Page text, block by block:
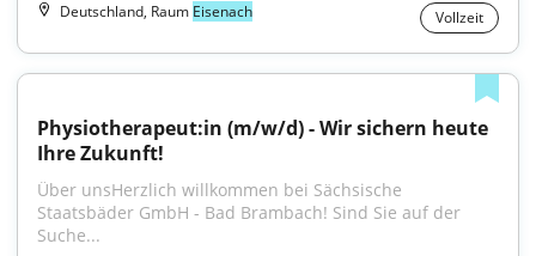
Deutschland, Raum Eisenach Vollzeit
Physiotherapeut:in (m/w/d) - Wir sichern heute
Ihre Zukunft!
Über unsHerzlich willkommen bei Sächsische
Staatsbäder GmbH - Bad Brambach! Sind Sie auf der
Suche...